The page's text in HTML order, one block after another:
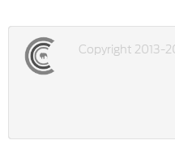
Copyright 2013-